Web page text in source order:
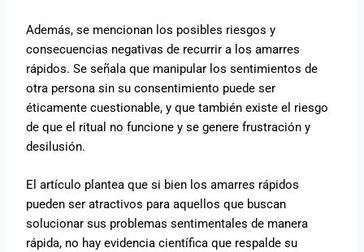
Además, se mencionan los posibles riesgos y
consecuencias negativas de recurrir a los amarres
rápidos. Se señala que manipular los sentimientos de
otra persona sin su consentimiento puede ser
éticamente cuestionable, y que también existe el riesgo
de que el ritual no funcione y se genere frustración y
desilusión.
El artículo plantea que si bien los amarres rápidos
pueden ser atractivos para aquellos que buscan
solucionar sus problemas sentimentales de manera
rápida, no hay evidencia científica que respalde su